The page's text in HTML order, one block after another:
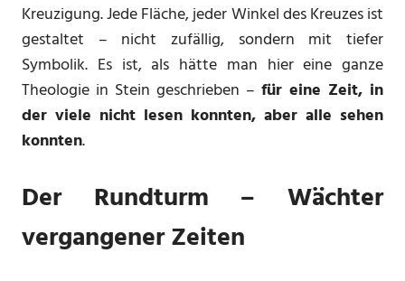
Kreuzigung. Jede Fläche, jeder Winkel des Kreuzes ist
gestaltet – nicht zufällig, sondern mit tiefer
Symbolik. Es ist, als hätte man hier eine ganze
Theologie in Stein geschrieben – für eine Zeit, in
der viele nicht lesen konnten, aber alle sehen
konnten.
Der Rundturm – Wächter
vergangener Zeiten